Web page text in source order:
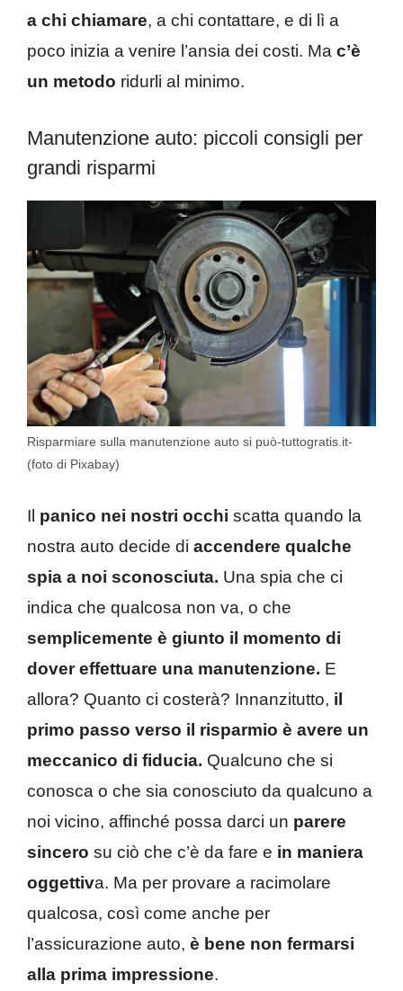
a chi chiamare, a chi contattare, e di lì a
poco inizia a venire l’ansia dei costi. Ma c’è
un metodo ridurli al minimo.
Manutenzione auto: piccoli consigli per
grandi risparmi
Risparmiare sulla manutenzione auto si può-tuttogratis.it-
(foto di Pixabay)
Il panico nei nostri occhi scatta quando la
nostra auto decide di accendere qualche
spia a noi sconosciuta. Una spia che ci
indica che qualcosa non va, o che
semplicemente è giunto il momento di
dover effettuare una manutenzione. E
allora? Quanto ci costerà? Innanzitutto, il
primo passo verso il risparmio è avere un
meccanico di fiducia. Qualcuno che si
conosca o che sia conosciuto da qualcuno a
noi vicino, affinché possa darci un parere
sincero su ciò che c’è da fare e in maniera
oggettiva. Ma per provare a racimolare
qualcosa, così come anche per
l’assicurazione auto, è bene non fermarsi
alla prima impressione.